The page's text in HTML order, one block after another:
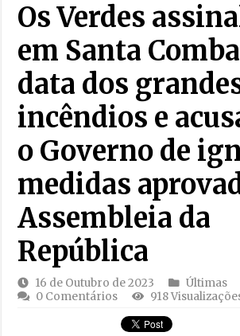
Os Verdes
em Santa
data dos
incêndios e
o Governo de
medidas
Assembleia da
República
16 de Outubro de 2023
Últimas
0 Comentários
918